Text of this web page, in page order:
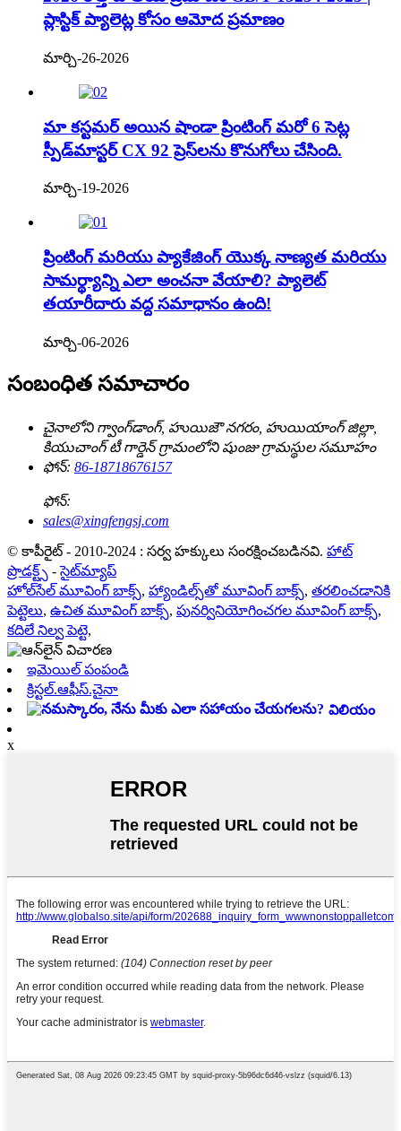
ప్లాస్టిక్ ప్యాలెట్ల కోసం ఆమోద ప్రమాణం
మార్చి-26-2026
మా కస్టమర్ అయిన షాండా ప్రింటింగ్ మరో 6 సెట్ల
స్పీడ్‌మాస్టర్ CX 92 ప్రెస్‌లను కొనుగోలు చేసింది.
మార్చి-19-2026
ప్రింటింగ్ మరియు ప్యాకేజింగ్ యొక్క నాణ్యత మరియు
సామర్థ్యాన్ని ఎలా అంచనా వేయాలి? ప్యాలెట్
తయారీదారు వద్ద సమాధానం ఉంది!
మార్చి-06-2026
సంబంధిత సమాచారం
చైనాలోని గ్వాంగ్‌డాంగ్, హుయిజౌ నగరం, హుయియాంగ్ జిల్లా,
కియుచాంగ్ టీ గార్డెన్ గ్రామంలోని షుంజు గ్రామస్థుల సమూహం
ఫోన్: 86-18718676157
ఫోన్:
sales@xingfengsj.com
© కాపీరైట్ - 2010-2024 : సర్వ హక్కులు సంరక్షించబడినవి. హాట్
ప్రొడక్ట్స్ -సైట్‌మ్యాప్
హోల్‌సేల్ మూవింగ్ బాక్స్, హ్యాండిల్స్‌తో మూవింగ్ బాక్స్, తరలించడానికి
పెట్టెలు, ఉచిత మూవింగ్ బాక్స్, పునర్వినియోగించగల మూవింగ్ బాక్స్,
కదిలే నిల్వ పెట్టె,
ఇమెయిల్ పంపండి
క్రిస్టల్.ఆఫీస్.చైనా
విలియం
x